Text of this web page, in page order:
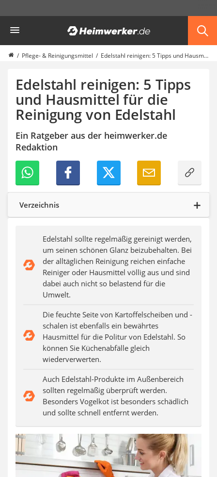
Haushalt & Freizeit
Diascanner
Walkie-Talkie Kinder
Stunt-Scooter
Gusseisen Bräter
Induktionskochfeld
Tischgeschirrspüler
Elektronische Dartscheibe
Wildkamera
Wischmopp
Trinkflasche
Thermokanne
Elektrische Pfeffermühle
Waschsauger
Geflügelschere
Beheizbare Handschuhe
Pflege- & Reinigungsmittel Edelstahl reinigen: 5 Tipps und Hausmittel für die Reinigung von Edelstahl
Edelstahl reinigen: 5 Tipps
und Hausmittel für die
Reinigung von Edelstahl
Ein Ratgeber aus der heimwerker.de
Redaktion
Verzeichnis
Edelstahl sollte regelmäßig gereinigt werden,
um seinen schönen Glanz beizubehalten. Bei
der alltäglichen Reinigung reichen einfache
Reiniger oder Hausmittel völlig aus und sind
dabei auch nicht so belastend für die
Umwelt.
Die feuchte Seite von Kartoffelscheiben und -
schalen ist ebenfalls ein bewährtes
Hausmittel für die Politur von Edelstahl. So
können Sie Küchenabfälle gleich
wiederverwerten.
Auch Edelstahl-Produkte im Außenbereich
sollten regelmäßig überprüft werden.
Besonders Vogelkot ist besonders schädlich
und sollte schnell entfernt werden.